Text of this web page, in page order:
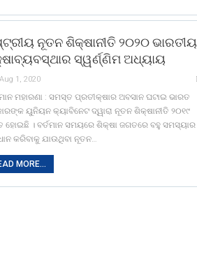
ନୂତନ ଶିକ୍ଷାନୀତି ୨୦୨୦ ଭାରତୀୟ
ସ୍ୱର୍ଣ୍ଣିମ ଅଧ୍ୟାୟ
Aug 1, 2020
ମହାରଣା : ସମସ୍ତ ପ୍ରତୀକ୍ଷାର ଅବସାନ ଘଟାଇ ଭାରତ
ୟୁନିୟନ କ୍ୟାବିନେଟ ଦ୍ୱାରା ନୂତନ ଶିକ୍ଷାନୀତି ୨୦୧୯
ହୋଇଛି । ବର୍ତମାନ ସମୟରେ ଶିକ୍ଷା ଜଗତରେ ବହୁ ସମସ୍ୟାର
କରିବାକୁ ଯାଉଥିବା ନୂତନ…
MORE...